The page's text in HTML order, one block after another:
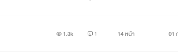
1.3k 1 14 หน้า 01